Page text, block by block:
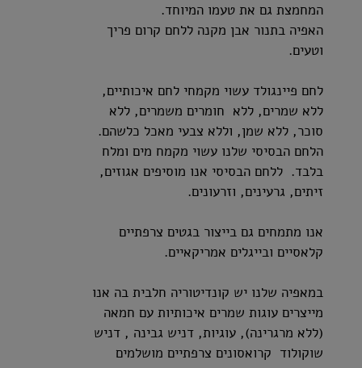
המחמצת גם את טעמו המיוחד.
האפיה בתנור אבן מקנה ללחם קרום פריך
וטעים.
לחם פיינגולד עשוי מקמחי לחם איכותיים,
ללא שמרים, ללא חומרים משמרים, ללא
סוכר, ללא שמן, וללא צבעי מאכל כלשהם.
הלחם הבסיסי שלנו עשוי מקמח מים ומלח
בלבד. ללחם הבסיסי אנו מוסיפים אגוזים,
זיתים, גרעינים, וזרעונים.
אנו מתמחים גם בייצור בגטים צרפתיים
קלאסיים ובייגלים אמריקאיים.
במאפיה שלנו יש קונדיטוריה חלבית בה אנו
מייצרים עוגות שמרים איכותיות עם חמאה
(ללא מרגרינה), עוגיות, דניש גבינה , דניש
שוקולוד קרואסונים צרפתיים מושלמים